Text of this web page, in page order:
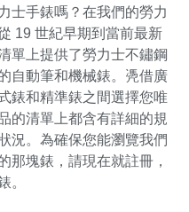
士手錶嗎？在我們的勞力
19 世紀早期到當前最新
單上提供了勞力士不鏽鋼
自動筆和機械錶。凴借廣
錶和精準錶之間選擇您唯
的清單上都含有詳細的規
況。為確保您能瀏覽我們
那塊錶，請現在就註冊，
。